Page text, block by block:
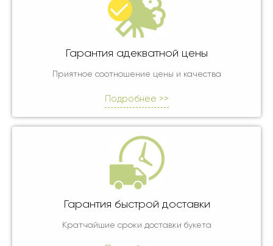
Гарантия адекватной цены
Приятное соотношение цены и качества
Подробнее >>
Гарантия быстрой доставки
Кратчайшие сроки доставки букета